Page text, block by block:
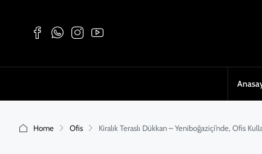
Home Ofis Kiralık Teraslı Dükkan – Yeniboğaziçi’nde, Ofis